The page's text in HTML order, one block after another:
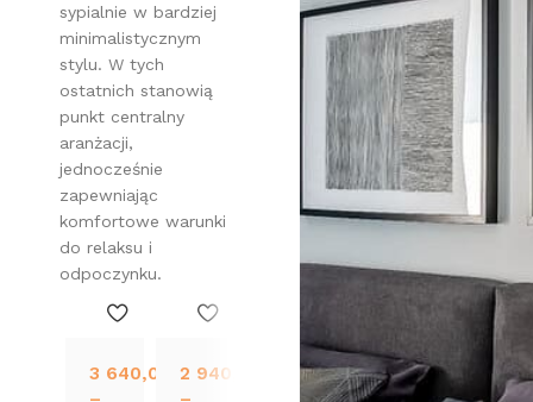
sypialnie w bardziej
minimalistycznym
stylu. W tych
ostatnich stanowią
punkt centralny
aranżacji,
jednocześnie
zapewniając
komfortowe warunki
do relaksu i
odpoczynku.
3 640,00
zł
2 940,00 2 830,00zł